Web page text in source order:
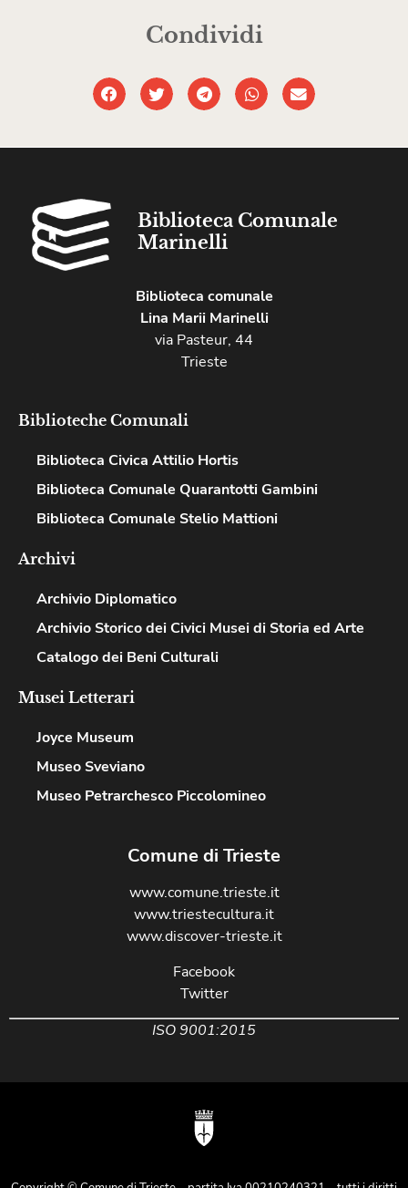
Condividi
Biblioteca Comunale
Marinelli
Biblioteca comunale
Lina Marii Marinelli
via Pasteur, 44
Trieste
Biblioteche Comunali
Biblioteca Civica Attilio Hortis
Biblioteca Comunale Quarantotti Gambini
Biblioteca Comunale Stelio Mattioni
Archivi
Archivio Diplomatico
Archivio Storico dei Civici Musei di Storia ed Arte
Catalogo dei Beni Culturali
Musei Letterari​
Joyce Museum
Museo Sveviano
Museo Petrarchesco Piccolomineo
Comune di Trieste
www.comune.trieste.it
www.triestecultura.it
www.discover-trieste.it
Facebook
Twitter
ISO 9001:2015